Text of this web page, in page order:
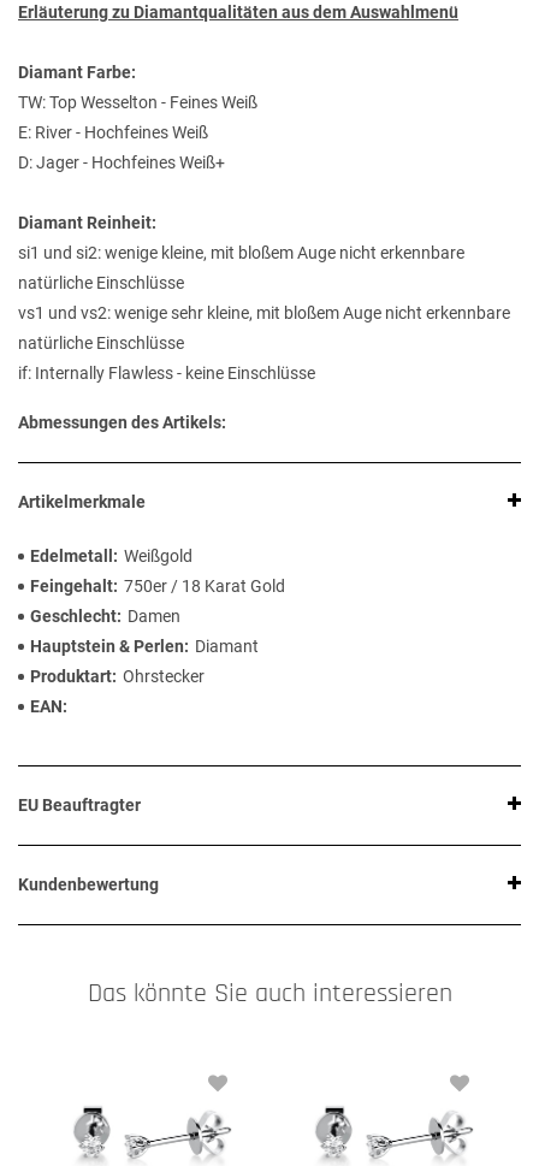
Erläuterung zu Diamantqualitäten aus dem Auswahlmenü
Diamant Farbe:
TW: Top Wesselton - Feines Weiß
E: River - Hochfeines Weiß
D: Jager - Hochfeines Weiß+
Diamant Reinheit:
si1 und si2: wenige kleine, mit bloßem Auge nicht erkennbare
natürliche Einschlüsse
vs1 und vs2: wenige sehr kleine, mit bloßem Auge nicht erkennbare
natürliche Einschlüsse
if: Internally Flawless - keine Einschlüsse
Abmessungen des Artikels:
Artikelmerkmale
Edelmetall
Weißgold
Feingehalt 750er / 18 Karat Gold
Geschlecht
Damen
Hauptstein & Perlen
Diamant
Produktart Ohrstecker
EAN
EU Beauftragter
Kundenbewertung
Das könnte Sie auch interessieren